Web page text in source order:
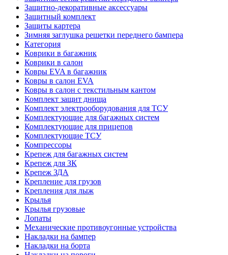
Защитно-декоративные аксессуары
Защитный комплект
Защиты картера
Зимняя заглушка решетки переднего бампера
Категория
Коврики в багажник
Коврики в салон
Ковры EVA в багажник
Ковры в салон EVA
Ковры в салон с текстильным кантом
Комплект защит днища
Комплект электрооборудования для ТСУ
Комплектующие для багажных систем
Комплектующие для прицепов
Комплектующие ТСУ
Компрессоры
Крепеж для багажных систем
Крепеж для ЗК
Крепеж ЗДА
Крепление для грузов
Крепления для лыж
Крылья
Крылья грузовые
Лопаты
Механические противоугонные устройства
Накладки на бампер
Накладки на борта